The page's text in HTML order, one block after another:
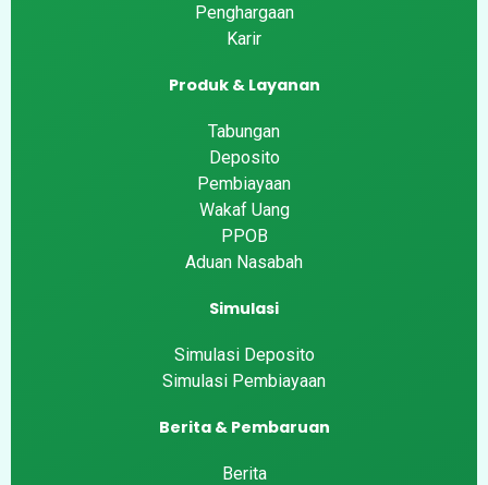
Penghargaan
Karir
Produk & Layanan
Tabungan
Deposito
Pembiayaan
Wakaf Uang
PPOB
Aduan Nasabah
Simulasi
Simulasi Deposito
Simulasi Pembiayaan
Berita & Pembaruan
Berita